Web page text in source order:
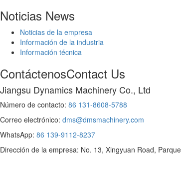
Noticias News
Noticias de la empresa
Información de la industria
Información técnica
ContáctenosContact Us
Jiangsu Dynamics Machinery Co., Ltd
Número de contacto: 86 131-8608-5788
Correo electrónico: dms@dmsmachinery.com
WhatsApp: 86 139-9112-8237
Dirección de la empresa: No. 13, Xingyuan Road,